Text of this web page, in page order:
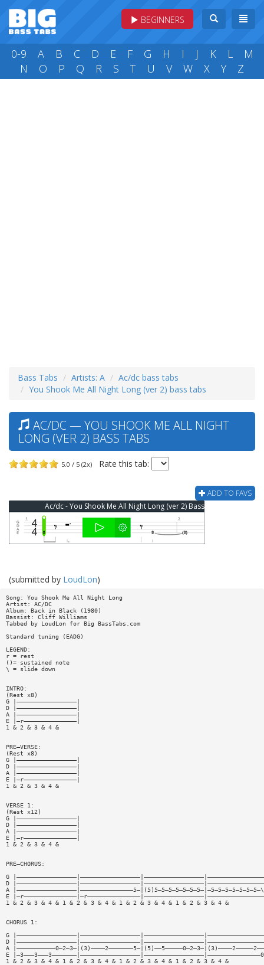
BEGINNERS
0-9 A B C D E F G H I J K L
M
N
O P Q R S T U V W X Y Z
Bass Tabs Artists: A
Ac/dc bass tabs
You Shook Me All Night Long (ver 2) bass tabs
AC/DC — YOU SHOOK ME ALL NIGHT
LONG (VER 2) BASS TABS
5.0 / 5 (2x) Rate this tab:
ADD TO FAVS
Ac/dc - You Shook Me All Night Long (ver 2) Bass Tab
(submitted by LoudLon)
Song: You Shook Me All Night Long
Artist: AC/DC
Album: Back in Black (1980)
Bassist: Cliff Williams
Tabbed by LoudLon for Big BassTabs.com
Standard tuning (EADG)
LEGEND:
r = rest
()= sustained note
\ = slide down
INTRO:
(Rest x8)
G |—————————————————|
D |—————————————————|
A |—————————————————|
E |—r———————————————|
1 & 2 & 3 & 4 &
PRE—VERSE:
(Rest x8)
G |—————————————————|
D |—————————————————|
A |—————————————————|
E |—r———————————————|
1 & 2 & 3 & 4 &
VERSE 1:
(Rest x12)
G |—————————————————|
D |—————————————————|
A |—————————————————|
E |—r———————————————|
1 & 2 & 3 & 4 &
PRE—CHORUS:
G
D
A
E
1 & 2 & 3 & 4 & 1 & 2 & 3 & 4 & 1 & 2 & 3 & 4 & 1 & 2 & 3 & 4 &
CHORUS 1:
G
D
A
E
1 & 2 & 3 & 4 & 1 & 2 & 3 & 4 & 1 & 2 & 3 & 4 & 1 & 2 & 3 & 4 &